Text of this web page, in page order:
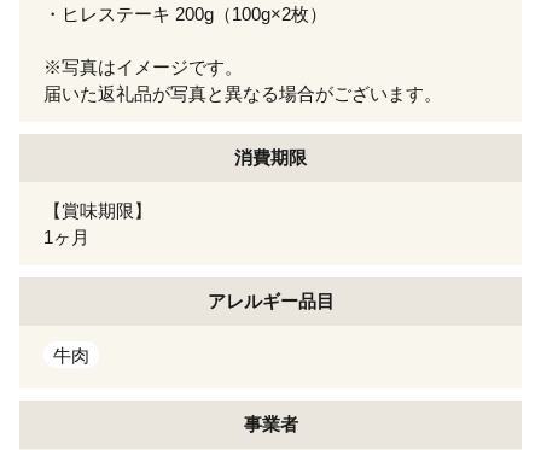
・ヒレステーキ 200g（100g×2枚）
※写真はイメージです。
届いた返礼品が写真と異なる場合がございます。
消費期限
【賞味期限】
1ヶ月
アレルギー品目
牛肉
事業者